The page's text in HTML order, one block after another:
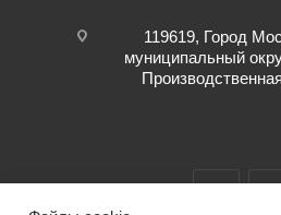
119619, Город
муниципальный